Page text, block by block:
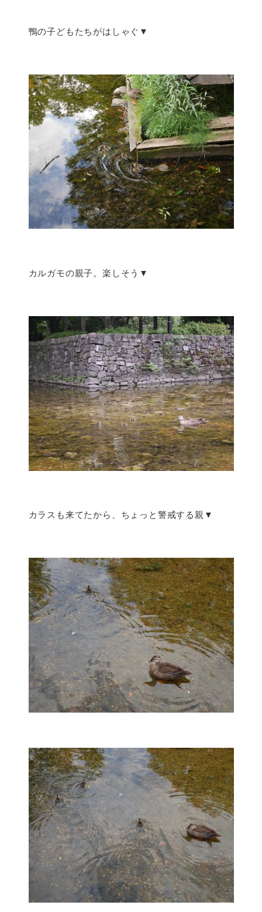
鴨の子どもたちがはしゃぐ▼
カルガモの親子。楽しそう▼
カラスも来てたから、ちょっと警戒する親▼